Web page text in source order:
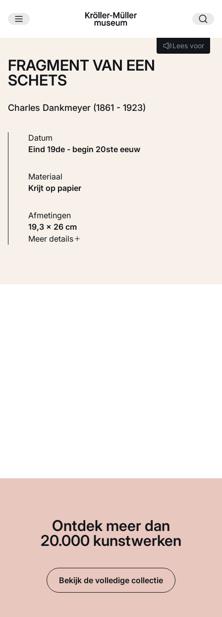
Ga naar hoofdinhoud
Lees voor
Lees voor
FRAGMENT VAN EEN
SCHETS
Charles Dankmeyer (1861 - 1923)
Datum
eind 19de - begin 20ste eeuw
Materiaal
Krijt op papier
Afmetingen
19,3 × 26 cm
Soort werk
Meer details
Ontdek meer dan
20.000 kunstwerken
Bekijk de volledige collectie